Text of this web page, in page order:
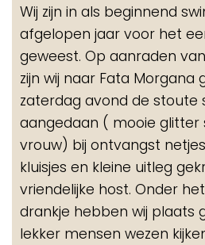
Wij zijn in als beginnend
afgelopen jaar voor het
geweest. Op aanraden
zijn wij naar Fata Morgana
zaterdag avond de stoute
aangedaan ( mooie glitter
vrouw) bij ontvangst
kluisjes en kleine uitleg
vriendelijke host. Onder
drankje hebben wij plaats
lekker mensen wezen